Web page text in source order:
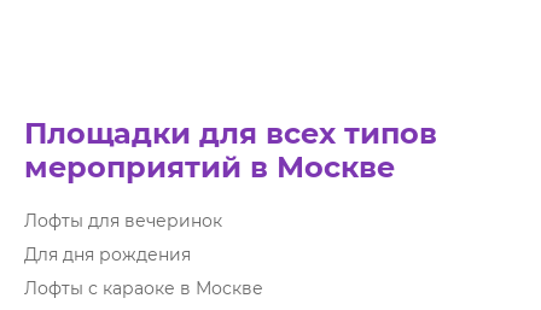
Площадки для всех типов
мероприятий в Москве
Лофты для вечеринок
Для дня рождения
Лофты с караоке в Москве